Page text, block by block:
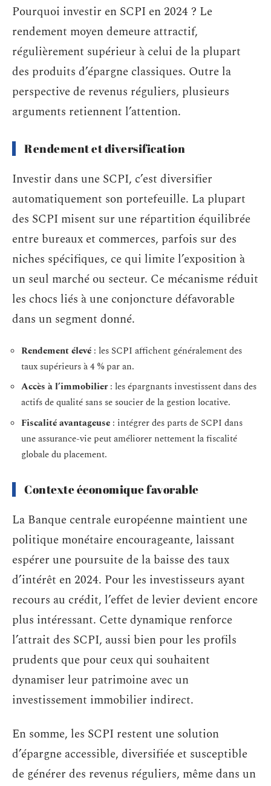
Pourquoi investir en SCPI en 2024 ? Le
rendement moyen demeure attractif,
régulièrement supérieur à celui de la plupart
des produits d’épargne classiques. Outre la
perspective de revenus réguliers, plusieurs
arguments retiennent l’attention.
Rendement et diversification
Investir dans une SCPI, c’est diversifier
automatiquement son portefeuille. La plupart
des SCPI misent sur une répartition équilibrée
entre bureaux et commerces, parfois sur des
niches spécifiques, ce qui limite l’exposition à
un seul marché ou secteur. Ce mécanisme réduit
les chocs liés à une conjoncture défavorable
dans un segment donné.
Rendement élevé : les SCPI affichent généralement des
taux supérieurs à 4 % par an.
Accès à l’immobilier: les épargnants investissent dans des
actifs de qualité sans se soucier de la gestion locative.
Fiscalité avantageuse : intégrer des parts de SCPI dans
une assurance-vie peut améliorer nettement la fiscalité
globale du placement.
Contexte économique favorable
La Banque centrale européenne maintient une
politique monétaire encourageante, laissant
espérer une poursuite de la baisse des taux
d’intérêt en 2024. Pour les investisseurs ayant
recours au crédit, l’effet de levier devient encore
plus intéressant. Cette dynamique renforce
l’attrait des SCPI, aussi bien pour les profils
prudents que pour ceux qui souhaitent
dynamiser leur patrimoine avec un
investissement immobilier indirect.
En somme, les SCPI restent une solution
d’épargne accessible, diversifiée et susceptible
de générer des revenus réguliers, même dans un